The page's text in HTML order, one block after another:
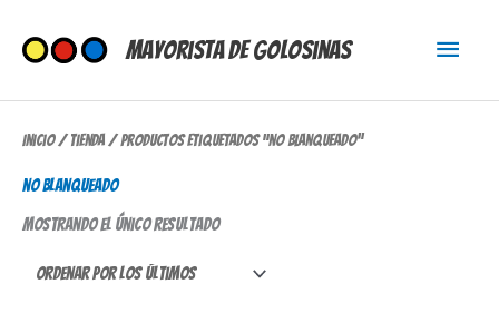
contenido
Mayorista de Golosinas
Menú
Inicio/Tienda/ Productos etiquetados “no blanqueado”
no blanqueado
Mostrando el único resultado